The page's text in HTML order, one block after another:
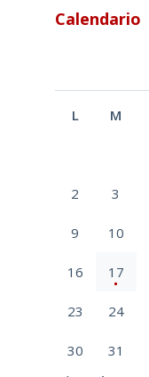
Calendario
L M
2 3
9 10
16 17
23 24
30 31